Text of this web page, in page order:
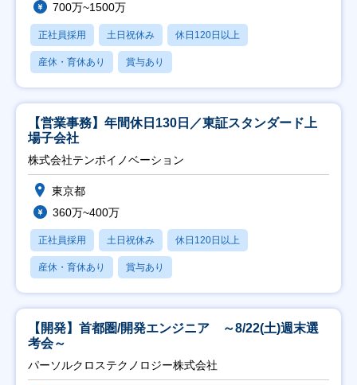
700万~1500万
正社員採用 土日祝休み 休日120日以上
産休・育休あり 賞与あり
【営業事務】年間休日130日／東証スタンダード上
場子会社
株式会社テンポイノベーション
東京都
360万~400万
正社員採用 土日祝休み 休日120日以上
産休・育休あり 賞与あり
【開発】首都圏/開発エンジニア ～8/22(土)週末選
考会～
パーソルクロステクノロジー株式会社